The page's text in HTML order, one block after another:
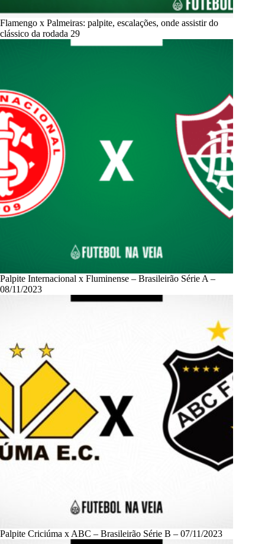
Flamengo x Palmeiras: palpite, escalações, onde assistir do
clássico da rodada 29
Palpite Internacional x Fluminense – Brasileirão Série A –
08/11/2023
Palpite Criciúma x ABC – Brasileirão Série B – 07/11/2023